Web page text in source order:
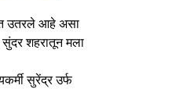
उतरले आहे असा
सुंदर शहरातून मला
सुरेंद्र उर्फ